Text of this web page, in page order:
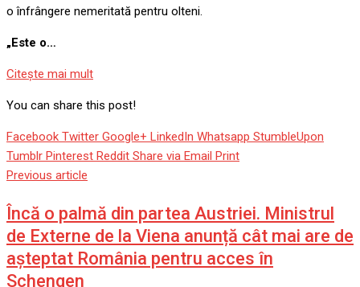
o înfrângere nemeritată pentru olteni.
„Este o…
Citeşte mai mult
You can share this post!
Facebook Twitter Google+ LinkedIn Whatsapp StumbleUpon
Tumblr Pinterest Reddit Share via Email Print
Previous article
Încă o palmă din partea Austriei. Ministrul
de Externe de la Viena anunță cât mai are de
așteptat România pentru acces în
Schengen